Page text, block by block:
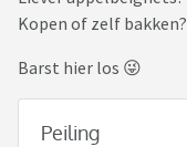
Kopen of zelf bakken?
Barst hier los 😜
Peiling